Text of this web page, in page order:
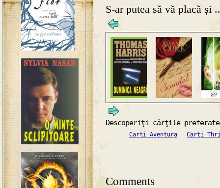
S-ar putea să vă placă şi
Descoperiţi cărţile
Carti Aventura Carti
Comments